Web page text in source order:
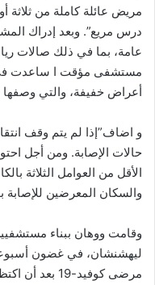
مريض عائلة كاملة من
درس مريع”. وبعد إدراك
مستشفى مؤقت ا ساعدت
أعراض خفيفة، والتي وصفها
و اضاف”إذا لم يتم وقف
حالات الإصابة. ومن أجل
الأقل من العوامل الثلاثة
والسكان المعرضين للإصابة
وقامت ووهان ببناء
ليهشنشان، في غضون أسبوعين
مرضى كوفيد-19 بعد أن اكتظت المستشفيات المحلية بالمرضى.